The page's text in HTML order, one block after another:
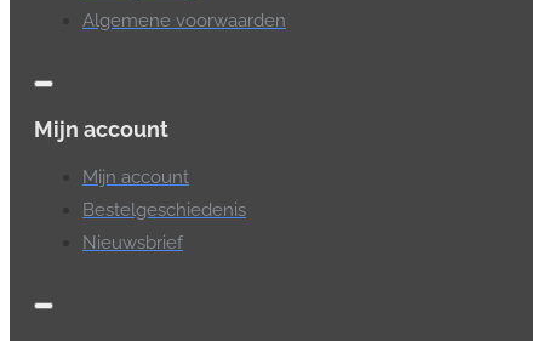
Algemene voorwaarden
Mijn account
Mijn account
Bestelgeschiedenis
Nieuwsbrief